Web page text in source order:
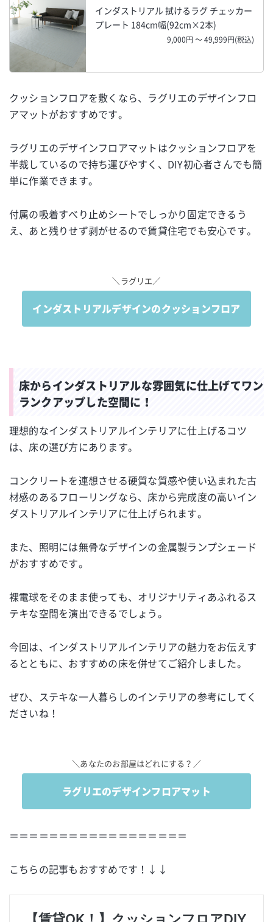
インダストリアル 拭けるラグ チェッカー
プレート 184cm幅(92cm×2本)
9,000円 ～ 49,999円(税込)
クッションフロアを敷くなら、ラグリエのデザインフロ
アマットがおすすめです。
ラグリエのデザインフロアマットはクッションフロアを
半裁しているので持ち運びやすく、DIY初心者さんでも簡
単に作業できます。
付属の吸着すべり止めシートでしっかり固定できるう
え、あと残りせず剥がせるので賃貸住宅でも安心です。
＼ラグリエ／
インダストリアルデザインのクッションフロア
床からインダストリアルな雰囲気に仕上げてワン
ランクアップした空間に！
理想的なインダストリアルインテリアに仕上げるコツ
は、床の選び方にあります。
コンクリートを連想させる硬質な質感や使い込まれた古
材感のあるフローリングなら、床から完成度の高いイン
ダストリアルインテリアに仕上げられます。
また、照明には無骨なデザインの金属製ランプシェード
がおすすめです。
裸電球をそのまま使っても、オリジナリティあふれるス
テキな空間を演出できるでしょう。
今回は、インダストリアルインテリアの魅力をお伝えす
るとともに、おすすめの床を併せてご紹介しました。
ぜひ、ステキな一人暮らしのインテリアの参考にしてく
ださいね！
＼あなたのお部屋はどれにする？／
ラグリエのデザインフロアマット
＝＝＝＝＝＝＝＝＝＝＝＝＝＝＝＝＝＝
こちらの記事もおすすめです！↓↓